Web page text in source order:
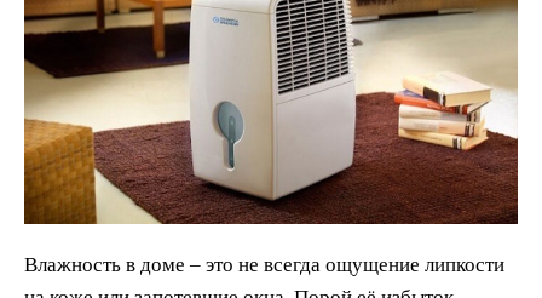
Влажность в доме – это не всегда ощущение липкости